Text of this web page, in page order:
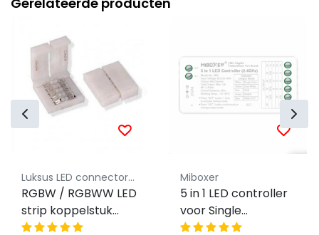
Luksus LED connectoren
RGBW / RGBWW LED
strip koppelstuk
verbindinder 10 mm
Miboxer
5 in 1 LED controller
voor Single
Color/Dual